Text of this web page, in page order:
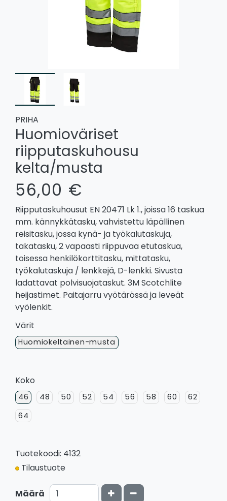
PRIHA
Huomioväriset
riipputaskuhousu
kelta/musta
56,00 €
Riipputaskuhousut EN 20471 Lk 1., joissa 16 taskua
mm. kännykkätasku, vahvistettu läpällinen
reisitasku, jossa kynä- ja työkalutaskuja,
takatasku, 2 vapaasti riippuvaa etutaskua,
toisessa henkilökorttitasku, mittatasku,
työkalutaskuja / lenkkejä, D-lenkki. Sivusta
ladattavat polvisuojataskut. 3M Scotchlite
heijastimet. Paitajarru vyötärössä ja leveät
vyölenkit.
Värit
Huomiokeltainen-musta
Koko
46 48 50 52 54 56 58 60
62
64
Tuotekoodi: 4132
Tilaustuote
Määrä Kasvata määrää
Vähennä määrää